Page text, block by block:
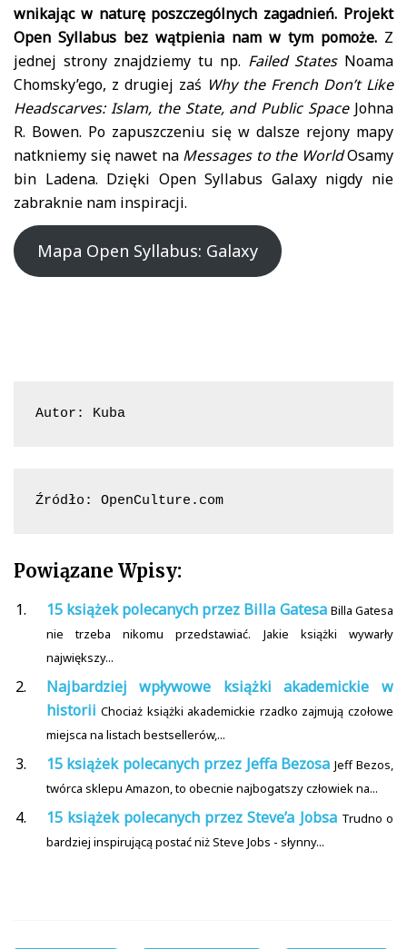
wnikając w naturę poszczególnych zagadnień. Projekt
Open Syllabus bez wątpienia nam w tym pomoże. Z
jednej strony znajdziemy tu np. Failed StatesNoama
Chomsky’ego, z drugiej zaś Why the French Don’t Like
Headscarves: Islam, the State, and Public SpaceJohna
R. Bowen. Po zapuszczeniu się w dalsze rejony mapy
natkniemy się nawet na Messages to the WorldOsamy
bin Ladena. Dzięki Open Syllabus Galaxy nigdy nie
zabraknie nam inspiracji.
Mapa Open Syllabus: Galaxy
Autor: Kuba
Źródło: OpenCulture.com
Powiązane Wpisy:
15 książek polecanych przez Billa Gatesa Billa Gatesa
nie trzeba nikomu przedstawiać. Jakie książki wywarły
największy...
Najbardziej wpływowe książki akademickie w
historii Chociaż książki akademickie rzadko zajmują czołowe
miejsca na listach bestsellerów,...
15 książek polecanych przez Jeffa Bezosa Jeff Bezos,
twórca sklepu Amazon, to obecnie najbogatszy człowiek na...
15 książek polecanych przez Steve’a Jobsa Trudno o
bardziej inspirującą postać niż Steve Jobs - słynny...